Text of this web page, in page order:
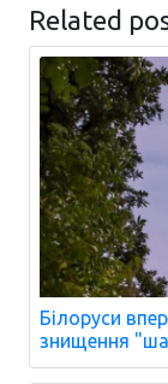
Related
Білоруси
знищення